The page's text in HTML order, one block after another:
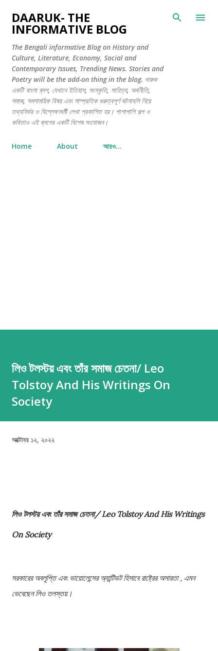
সরাসরি প্রধান সামগ্রীতে চলে যান
DAARUK- THE
INFORMATIVE BLOG
The Bengali informative Blog on History and
Culture, Literature, Economy, Social and
Contemporary Issues, Trending News. Stories and
Poetry will be the add-on thing in the blog. দারুক
একটি বাংলা ব্লগ, যেখানে ইতিহাস, সংস্কৃতি, সাহিত্য, অর্থনীতি,
সমাজ, সমসাময়িক বিষয় এবং সাম্প্রতিক গুরুত্বপূর্ণ ঘটনাবলি নিয়ে
তথ্যনির্ভর ও বিশ্লেষণধর্মী লেখা প্রকাশিত হয়। পাশাপাশি গল্প ও
কবিতাও এই ব্লগের একটি বিশেষ সংযোজন।
Home About আরও…
লিও টলস্টয় এবং তাঁর সমাজ চেতনা/ Leo
Tolstoy And His Writings On
Society
অক্টোবর ১২, ২০২২
লিও টলস্টয় এবং তাঁর সমাজ চেতনা/ Leo Tolstoy And His Writings
On Society
সরকারের অবলুপ্তি এবং ভায়োলেন্সের অ্যান্টিডট হিসাবে রাষ্ট্রের অসারতা , এমন
ভেবেছেন লিও তলস্তয়।